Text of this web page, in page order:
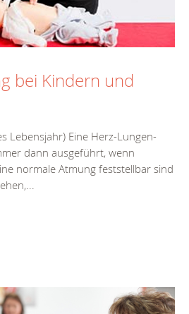
bei Kindern und
Lebensjahr) Eine Herz-Lungen-
dann ausgeführt, wenn
normale Atmung feststellbar sind